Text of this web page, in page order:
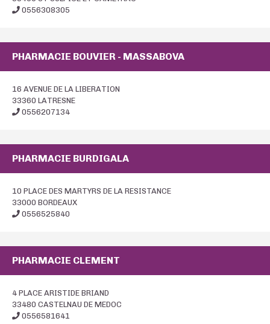
0556308305
PHARMACIE BOUVIER - MASSABOVA
16 AVENUE DE LA LIBERATION
33360 LATRESNE
0556207134
PHARMACIE BURDIGALA
10 PLACE DES MARTYRS DE LA RESISTANCE
33000 BORDEAUX
0556525840
PHARMACIE CLEMENT
4 PLACE ARISTIDE BRIAND
33480 CASTELNAU DE MEDOC
0556581641